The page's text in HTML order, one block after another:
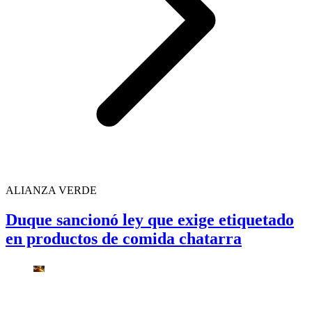
ALIANZA VERDE
Duque sancionó ley que exige etiquetado
en productos de comida chatarra